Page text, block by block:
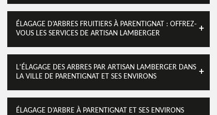
ÉLAGAGE D’ARBRES FRUITIERS À PARENTIGNAT : OFFREZ-
VOUS LES SERVICES DE ARTISAN LAMBERGER
L'ÉLAGAGE DES ARBRES PAR ARTISAN LAMBERGER DANS
LA VILLE DE PARENTIGNAT ET SES ENVIRONS
ÉLAGAGE D’ARBRE À PARENTIGNAT ET SES ENVIRONS